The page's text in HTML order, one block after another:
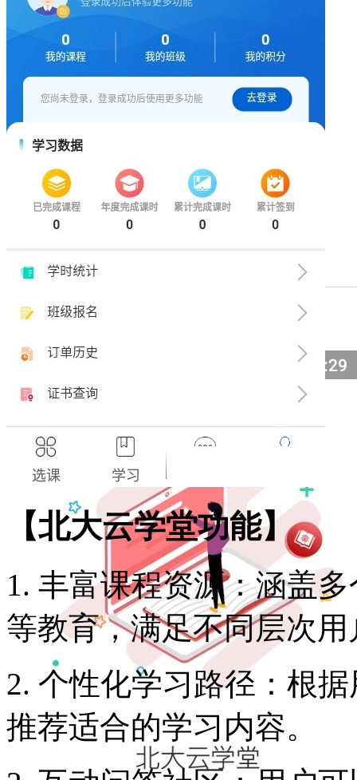
【北大云学堂功能】
1. 丰富课程资源：涵盖
等教育，满足不同层次
2. 个性化学习路径：根
推荐适合的学习内容。